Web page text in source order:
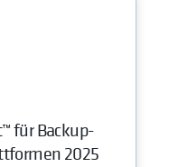
für Backup-
2025